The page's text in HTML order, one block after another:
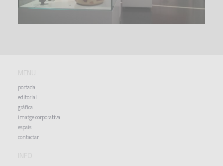
MENU
portada
editorial
gràfica
imatge corporativa
espais
contactar
INFO